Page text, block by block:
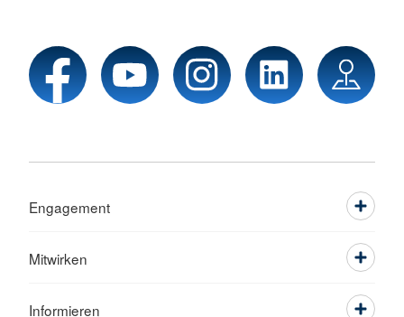
Engagement
Mitwirken
Informieren